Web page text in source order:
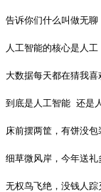
告诉你们什么叫做无
人工智能的核心是人工
大数据每天都在猜我喜
到底是人工智能 还是
床前摆两筐，有饼没包
细草微风岸，今年送礼
无权鸟飞绝，没钱人踪